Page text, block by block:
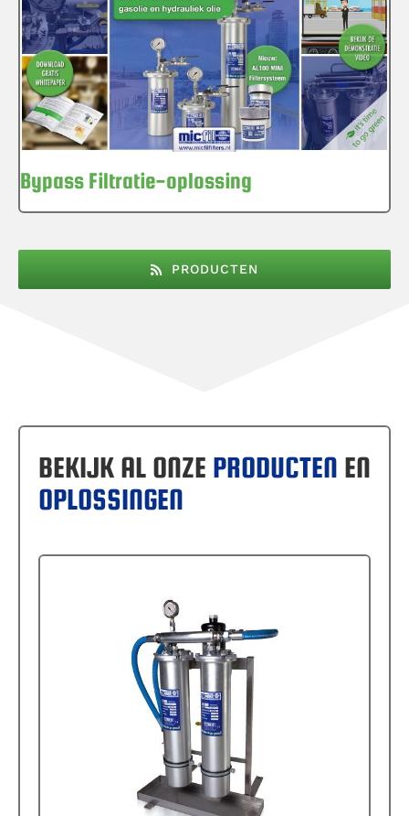
Bypass Filtratie-oplossing
PRODUCTEN
BEKIJK AL ONZE PRODUCTEN EN
OPLOSSINGEN